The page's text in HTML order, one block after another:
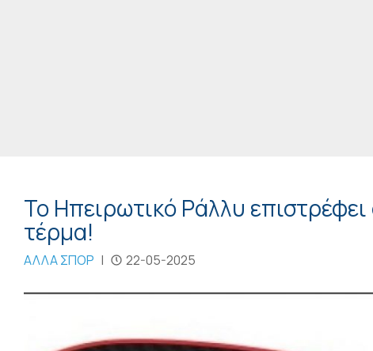
Το Ηπειρωτικό Ράλλυ
τέρμα!
ΑΛΛΑ ΣΠΟΡ | 22-05-2025